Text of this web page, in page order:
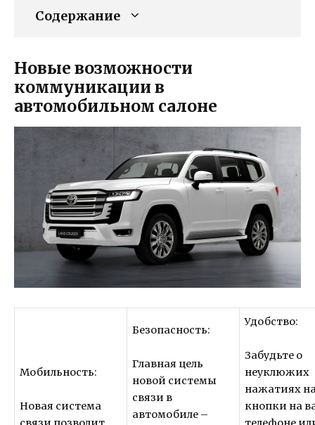
Содержание
Новые возможности
коммуникации в
автомобильном салоне
Мобильность:
Новая система
Безопасность:
Главная цель
новой системы
связи в
автомобиле –
Удобство:
Забудьте о
неуклюжих
нажатиях
кнопки на